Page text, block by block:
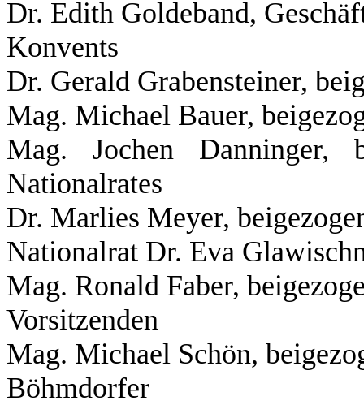
Dr. Edith Goldeband,
Konvents
Dr. Gerald Grabensteiner,
Mag. Michael Bauer,
Mag. Jochen Danninger,
Nationalrates
Dr. Marlies Meyer,
Nationalrat Dr. Eva
Mag. Ronald Faber,
Vorsitzenden
Mag. Michael Schön,
Böhmdorfer